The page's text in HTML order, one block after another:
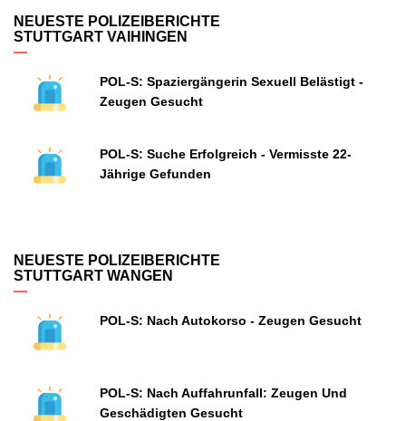
NEUESTE POLIZEIBERICHTE
STUTTGART VAIHINGEN
POL-S: Spaziergängerin Sexuell Belästigt -
Zeugen Gesucht
POL-S: Suche Erfolgreich - Vermisste 22-
Jährige Gefunden
NEUESTE POLIZEIBERICHTE
STUTTGART WANGEN
POL-S: Nach Autokorso - Zeugen Gesucht
POL-S: Nach Auffahrunfall: Zeugen Und
Geschädigten Gesucht